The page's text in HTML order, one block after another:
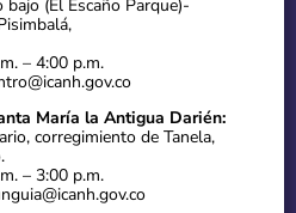
bajo (El Escaño Parque)-
– 4:00 p.m.
María la Antigua Darién:
corregimiento de Tanela,
– 3:00 p.m.